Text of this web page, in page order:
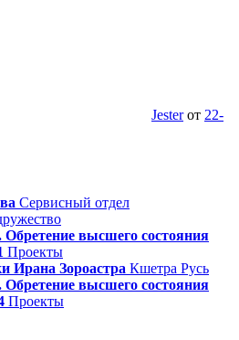
Jesterот 22-
Сервисный отдел
Обретение высшего состояния
Проекты
Ирана Зороастра Кшетра Русь
Обретение высшего состояния
Проекты